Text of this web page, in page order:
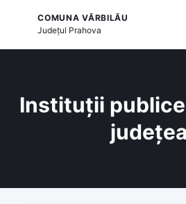
COMUNA VĂRBILĂU
Județul Prahova
Instituții